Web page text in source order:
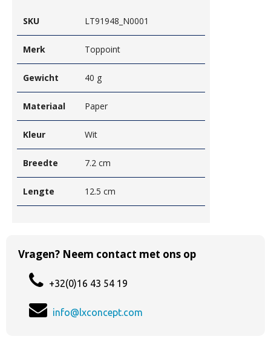
SKU LT91948_N0001
Merk Toppoint
Gewicht 40 g
Materiaal Paper
Kleur Wit
Breedte 7.2 cm
Lengte 12.5 cm
Vragen? Neem contact met ons op
+32(0)16 43 54 19
info@lxconcept.com